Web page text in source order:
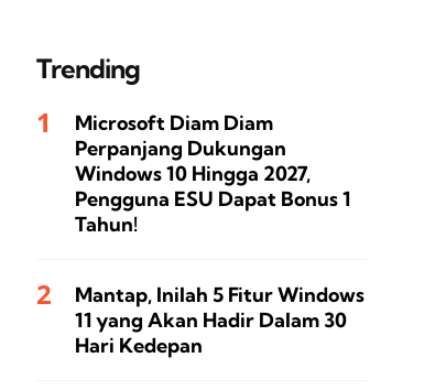
Trending
Microsoft Diam Diam
Perpanjang Dukungan
Windows 10 Hingga 2027,
Pengguna ESU Dapat Bonus 1
Tahun!
Mantap, Inilah 5 Fitur Windows
11 yang Akan Hadir Dalam 30
Hari Kedepan